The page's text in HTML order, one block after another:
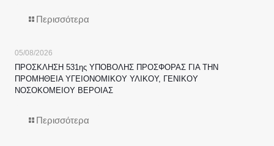
Περισσότερα
05/08/2026
ΠΡΟΣΚΛΗΣΗ 531ης ΥΠΟΒΟΛΗΣ ΠΡΟΣΦΟΡΑΣ ΓΙΑ ΤΗΝ
ΠΡΟΜΗΘΕΙΑ ΥΓΕΙΟΝΟΜΙΚΟΥ ΥΛΙΚΟΥ, ΓΕΝΙΚΟΥ
ΝΟΣΟΚΟΜΕΙΟΥ ΒΕΡΟΙΑΣ
Περισσότερα